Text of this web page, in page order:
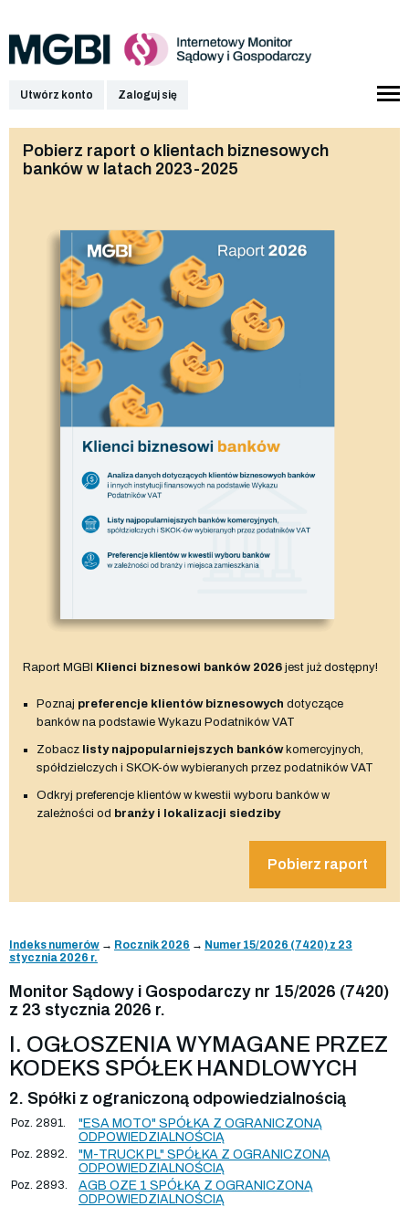
Utwórz konto Zaloguj się
Pobierz raport o klientach biznesowych
banków w latach 2023-2025
Raport MGBI Klienci biznesowi banków 2026 jest już dostępny!
Poznaj preferencje klientów biznesowych dotyczące
banków na podstawie Wykazu Podatników VAT
Zobacz listy najpopularniejszych bankówkomercyjnych,
spółdzielczych i SKOK-ów wybieranych przez podatników VAT
Odkryj preferencje klientów w kwestii wyboru banków w
zależności od branży i lokalizacji siedziby
Pobierz raport
Indeks numerów → Rocznik 2026 → Numer 15/2026 (7420) z 23
stycznia 2026 r.
Monitor Sądowy i Gospodarczy nr 15/2026 (7420)
z 23 stycznia 2026 r.
I. OGŁOSZENIA WYMAGANE PRZEZ
KODEKS SPÓŁEK HANDLOWYCH
2. Spółki z ograniczoną odpowiedzialnością
Poz. 2891.
"ESA MOTO" SPÓŁKA Z OGRANICZONĄ
ODPOWIEDZIALNOŚCIĄ
Poz. 2892.
"M-TRUCK PL" SPÓŁKA Z OGRANICZONĄ
ODPOWIEDZIALNOŚCIĄ
Poz. 2893.
AGB OZE 1 SPÓŁKA Z OGRANICZONĄ
ODPOWIEDZIALNOŚCIĄ